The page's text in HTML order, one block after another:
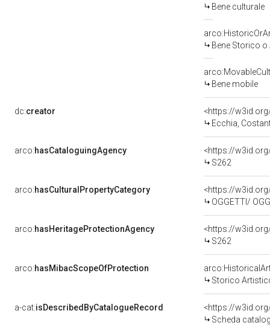
Bene culturale
Bene Storico
Bene mobile
dc:creator
<https://
Ecchia,
arco:hasCataloguingAgency
<https://
S262
arco:hasCulturalPropertyCategory
<https://
OGGETTI/
arco:hasHeritageProtectionAgency
<https://
S262
arco:hasMibacScopeOfProtection
Storico
a-cat:isDescribedByCatalogueRecord
<https://
Scheda